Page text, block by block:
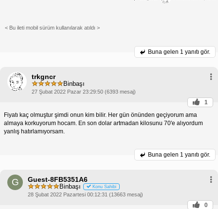
< Bu ileti mobil sürüm kullanılarak atıldı >
Buna gelen 1 yanıtı gör.
trkgncr
Binbaşı
27 Şubat 2022 Pazar 23:29:50 (6393 mesaj)
1
Fiyatı kaç olmuştur şimdi onun kim bilir. Her gün önünden geçiyorum ama
almaya korkuyorum hocam. En son dolar artmadan kilosunu 70'e alıyordum
yanlış hatırlamıyorsam.
Buna gelen 1 yanıtı gör.
G Guest-8FB5351A6
Binbaşı Konu Sahibi
28 Şubat 2022 Pazartesi 00:12:31 (13663 mesaj)
0